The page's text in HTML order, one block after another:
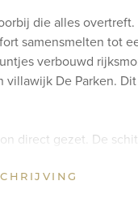
die alles
samensmelten tot
verbouwd
villawijk De Parken.
direct gezet. De